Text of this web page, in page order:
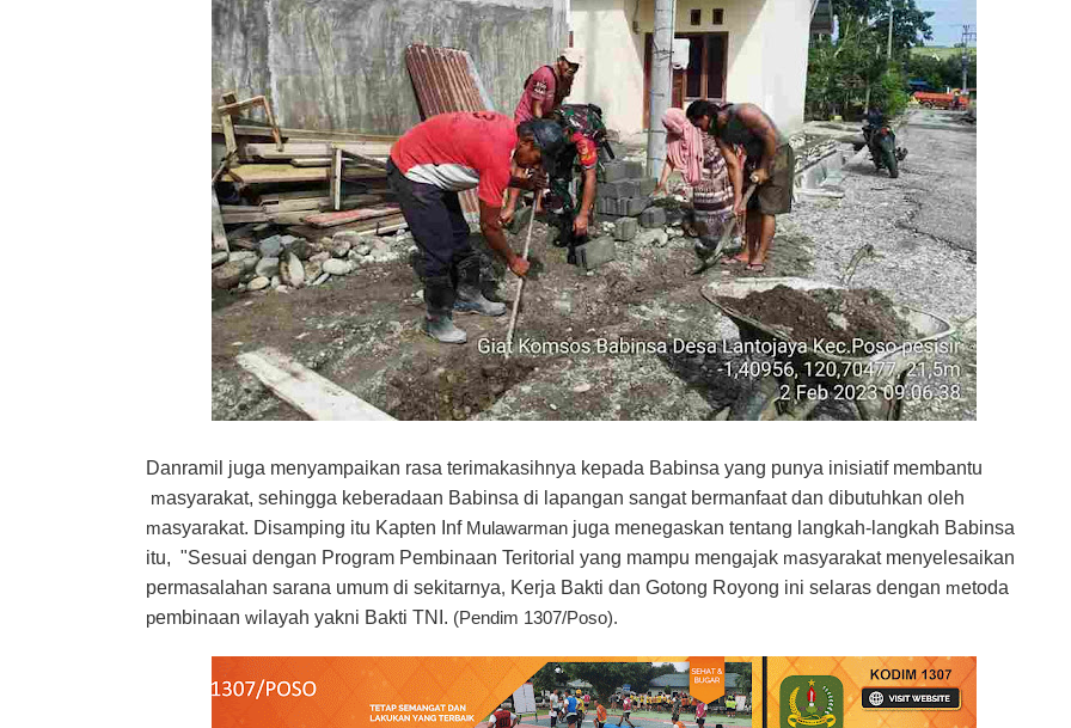
Danramil juga menyampaikan rasa terimakasihnya kepada Babinsa yang punya inisiatif membantu
masyarakat, sehingga keberadaan Babinsa di lapangan sangat bermanfaat dan dibutuhkan oleh
masyarakat. Disamping itu Kapten Inf Mulawarman juga menegaskan tentang langkah-langkah Babinsa
itu, "Sesuai dengan Program Pembinaan Teritorial yang mampu mengajak masyarakat menyelesaikan
permasalahan sarana umum di sekitarnya, Kerja Bakti dan Gotong Royong ini selaras dengan metoda
pembinaan wilayah yakni Bakti TNI. (Pendim 1307/Poso).